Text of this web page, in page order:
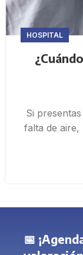
HOSPITAL
Si
falta de aire,
📅